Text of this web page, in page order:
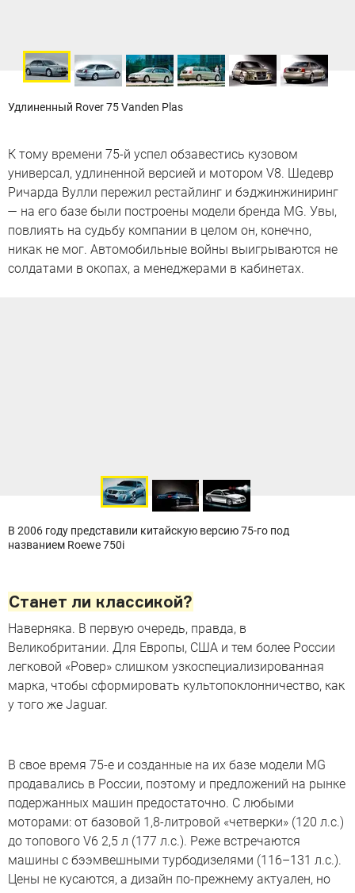
Удлиненный Rover 75 Vanden Plas
К тому времени 75-й успел обзавестись кузовом
универсал, удлиненной версией и мотором V8. Шедевр
Ричарда Вулли пережил рестайлинг и бэджинжиниринг
— на его базе были построены модели бренда MG. Увы,
повлиять на судьбу компании в целом он, конечно,
никак не мог. Автомобильные войны выигрываются не
солдатами в окопах, а менеджерами в кабинетах.
В 2006 году представили китайскую версию 75-го под
названием Roewe 750i
Станет ли классикой?
Наверняка. В первую очередь, правда, в
Великобритании. Для Европы, США и тем более России
легковой «Ровер» слишком узкоспециализированная
марка, чтобы сформировать культопоклонничество, как
у того же Jaguar.
В свое время 75-е и созданные на их базе модели MG
продавались в России, поэтому и предложений на рынке
подержанных машин предостаточно. С любыми
моторами: от базовой 1,8-литровой «четверки» (120 л.с.)
до топового V6 2,5 л (177 л.с.). Реже встречаются
машины с бээмвешными турбодизелями (116–131 л.с.).
Цены не кусаются, а дизайн по-прежнему актуален, но